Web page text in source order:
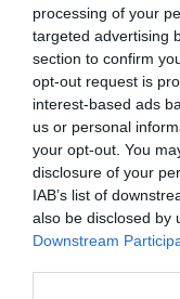
processing of your
targeted advertising
section to confirm
opt-out request is
interest-based ads
us or personal
your opt-out. You
disclosure of your
IAB’s list of
also be disclosed by
Downstream
SAVOY SIGNATURE
0 Comentários